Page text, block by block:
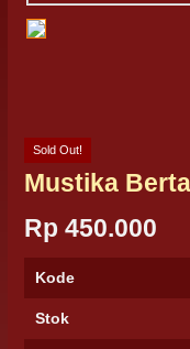
Sold Out!
Mustika
Rp 450.000
Kode
Stok